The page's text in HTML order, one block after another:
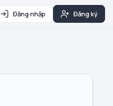
Đăng nhập Đăng ký